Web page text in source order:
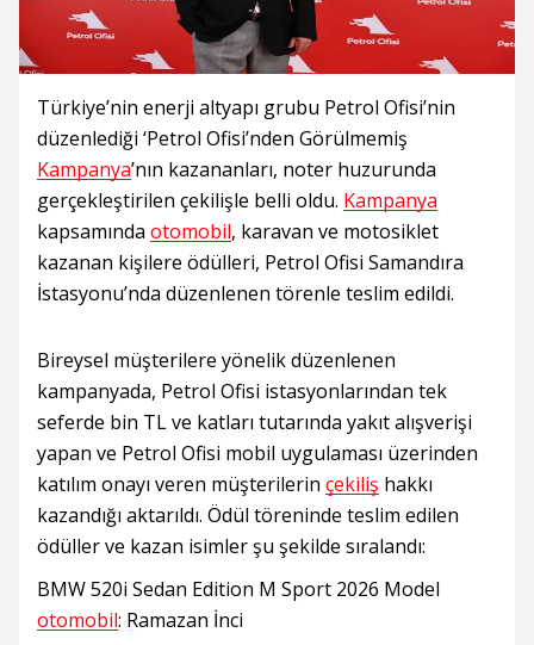
Türkiye’nin enerji altyapı grubu Petrol Ofisi’nin
düzenlediği ‘Petrol Ofisi’nden Görülmemiş
Kampanya’nın kazananları, noter huzurunda
gerçekleştirilen çekilişle belli oldu. Kampanya
kapsamında otomobil, karavan ve motosiklet
kazanan kişilere ödülleri, Petrol Ofisi Samandıra
İstasyonu’nda düzenlenen törenle teslim edildi.
Bireysel müşterilere yönelik düzenlenen
kampanyada, Petrol Ofisi istasyonlarından tek
seferde bin TL ve katları tutarında yakıt alışverişi
yapan ve Petrol Ofisi mobil uygulaması üzerinden
katılım onayı veren müşterilerin çekiliş hakkı
kazandığı aktarıldı. Ödül töreninde teslim edilen
ödüller ve kazan isimler şu şekilde sıralandı:
BMW 520i Sedan Edition M Sport 2026 Model
otomobil: Ramazan İnci